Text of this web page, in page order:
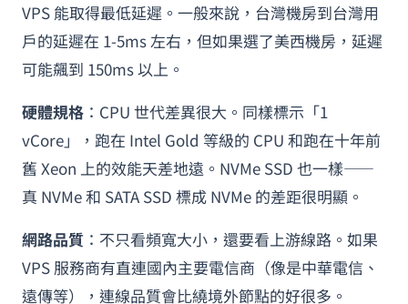
VPS 能取得最低延遲。一般來說，台灣機房到台灣用
戶的延遲在 1-5ms 左右，但如果選了美西機房，延遲
可能飆到 150ms 以上。
硬體規格 ：CPU 世代差異很大。同樣標示「1
vCore」，跑在 Intel Gold 等級的 CPU 和跑在十年前
舊 Xeon 上的效能天差地遠。NVMe SSD 也一樣——
真 NVMe 和 SATA SSD 標成 NVMe 的差距很明顯。
網路品質 ：不只看頻寬大小，還要看上游線路。如果
VPS 服務商有直連國內主要電信商（像是中華電信、
遠傳等），連線品質會比繞境外節點的好很多。